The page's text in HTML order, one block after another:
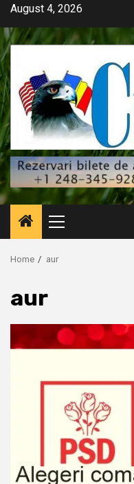
Skip
content
August 4, 2026
Primary
Menu
Home aur
aur